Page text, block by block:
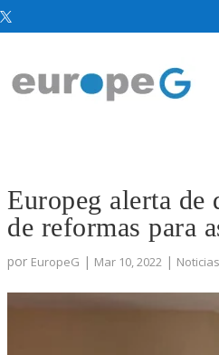

Europeg alerta
de reformas para
por EuropeG | Mar 10, 2022 | Noticias